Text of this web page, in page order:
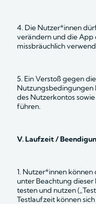
4. Die Nutzer*innen
verändern und die App
missbräuchlich
5. Ein Verstoß gegen
Nutzungsbedingungen
des Nutzerkontos
führen.
V. Laufzeit /
1. Nutzer*innen können
unter Beachtung
testen und nutzen
Testlaufzeit können